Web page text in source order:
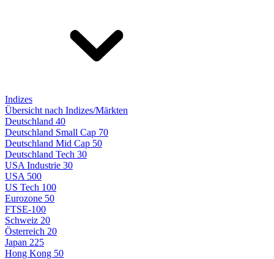
Indizes
Übersicht nach Indizes/Märkten
Deutschland 40
Deutschland Small Cap 70
Deutschland Mid Cap 50
Deutschland Tech 30
USA Industrie 30
USA 500
US Tech 100
Eurozone 50
FTSE-100
Schweiz 20
Österreich 20
Japan 225
Hong Kong 50